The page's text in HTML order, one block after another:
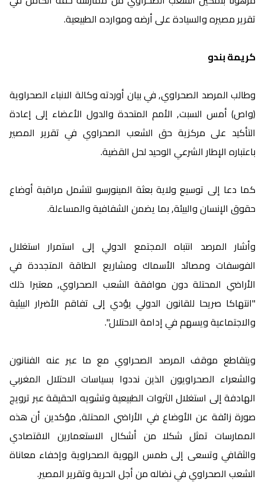
تقرير مصيره والسيادة على أرضه وموارده الطبيعية.
كريمة بندو
وطالب المرصد الصحراوي, في بيان أوردته وكالة الانباء الصحراوية
(واص) أمس السبت, الأمم المتحدة والدول الأعضاء إلى إعادة
التأكيد على مركزية حق الشعب الصحراوي في تقرير المصير
باعتباره الإطار الشرعي الوحيد لحل القضية.
كما دعا إلى توسيع ولاية بعثة المينورسو لتشمل مراقبة أوضاع
حقوق الإنسان والبيئة, بما يضمن الشفافية والمساءلة.
وأشار المرصد انتباه المجتمع الدولي إلى استمرار استغلال
الفوسفات ومصائد الأسماك ومشاريع الطاقة المتجددة في
الأراضي المحتلة دون موافقة الشعب الصحراوي, معتبرا ذلك
"انتهاكا صريحا للقانون الدولي يؤدي إلى تفاقم الأضرار البيئية
والاجتماعية ويسهم في إدامة الاحتلال".
ويتقاطع موقف المرصد الصحراوي مع ما عبر عنه الفنانون
والشعراء الصحراويون الذين نددوا بسياسات الاحتلال المغربي
الهادفة إلى استغلال الثروات الطبيعية وتشويه الحقيقة عبر ترويج
صورة زائفة عن الأوضاع في الأراضي المحتلة, مؤكدين أن هذه
الممارسات تمثل شكلا من أشكال الاستعمارين الاقتصادي
والثقافي وتسعى إلى طمس الهوية الصحراوية وإخفاء معاناة
الشعب الصحراوي في نضاله من أجل الحرية وتقرير المصير.